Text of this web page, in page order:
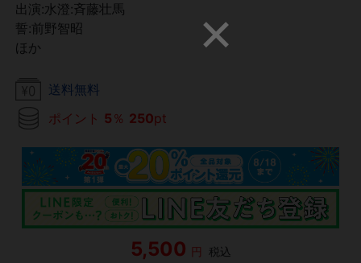
出演:水澄:斉藤壮馬
誓:前野智昭
ほか
送料無料
ポイント 5 ％ 250pt
5,500 円 税込